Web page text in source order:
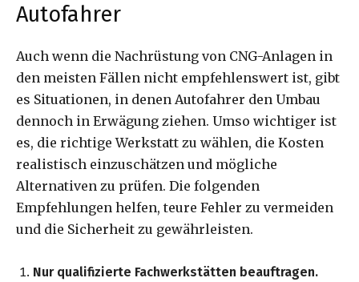
Autofahrer
Auch wenn die Nachrüstung von CNG-Anlagen in
den meisten Fällen nicht empfehlenswert ist, gibt
es Situationen, in denen Autofahrer den Umbau
dennoch in Erwägung ziehen. Umso wichtiger ist
es, die richtige Werkstatt zu wählen, die Kosten
realistisch einzuschätzen und mögliche
Alternativen zu prüfen. Die folgenden
Empfehlungen helfen, teure Fehler zu vermeiden
und die Sicherheit zu gewährleisten.
Nur qualifizierte Fachwerkstätten beauftragen.